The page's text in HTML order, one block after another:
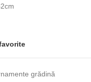
grădină